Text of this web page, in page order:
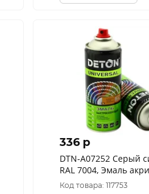
336 p
DTN-A07252 Серый
RAL 7004, Эмаль
"Deton Universal"
Код товара: 117753